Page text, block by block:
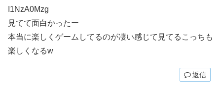
I1NzA0Mzg
見てて面白かったー
本当に楽しくゲームしてるのが凄い感じて見てるこっちも
楽しくなるw
返信